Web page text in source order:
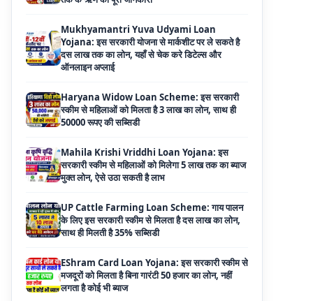
दस लाख तक का लोन, यहाँ से चेक करे डिटेल्स और
Haryana Widow Loan Scheme: इस सरकारी
स्कीम से महिलाओं को मिलता है 3 लाख का लोन, साथ ही
50000 रूपए की सब्सिडी
Mahila Krishi Vriddhi Loan Yojana: इस
सरकारी स्कीम से महिलाओं को मिलेगा 5 लाख तक का ब्याज
मुक्त लोन, ऐसे उठा सकती है लाभ
UP Cattle Farming Loan Scheme: गाय पालन
के लिए इस सरकारी स्कीम से मिलता है दस लाख का लोन,
साथ ही मिलती है 35% सब्सिडी
EShram Card Loan Yojana: इस सरकारी स्कीम से
मजदूरों को मिलता है बिना गारंटी 50 हजार का लोन, नहीं
लगता है कोई भी ब्याज
PM Vishwakarma Yojana Loan: अब PM
विश्वकर्मा योजना के तहत ले सकेंगे 3 लाख तक का लोन, नहीं
देनी होती कोई गारंटी